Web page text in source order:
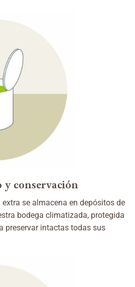
y conservación
se almacena en depósitos de
bodega climatizada, protegida
preservar intactas todas sus